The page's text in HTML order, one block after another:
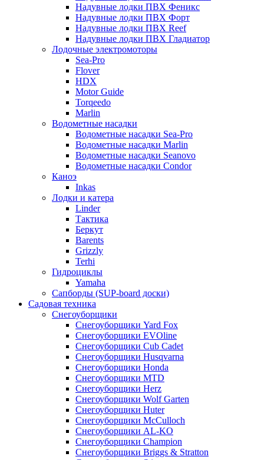
Надувные лодки ПВХ Феникс
Надувные лодки ПВХ Форт
Надувные лодки ПВХ Reef
Надувные лодки ПВХ Гладиатор
Лодочные электромоторы
Sea-Pro
Flover
HDX
Motor Guide
Torqeedo
Marlin
Водометные насадки
Водометные насадки Sea-Pro
Водометные насадки Marlin
Водометные насадки Seanovo
Водометные насадки Condor
Каноэ
Inkas
Лодки и катера
Linder
Тактика
Беркут
Barents
Grizzly
Terhi
Гидроциклы
Yamaha
Сапборды (SUP-board доски)
Садовая техника
Снегоуборщики
Снегоуборщики Yard Fox
Снегоуборщики EVOline
Снегоуборщики Cub Cadet
Снегоуборщики Husqvarna
Снегоуборщики Honda
Снегоуборщики MTD
Снегоуборщики Herz
Снегоуборщики Wolf Garten
Снегоуборщики Huter
Снегоуборщики McCulloch
Снегоуборщики AL-KO
Снегоуборщики Champion
Снегоуборщики Briggs & Stratton